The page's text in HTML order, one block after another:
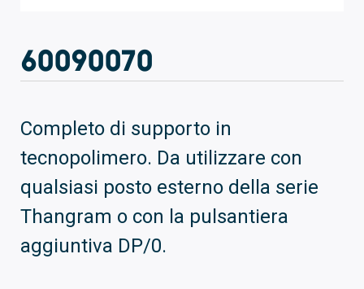
60090070
Completo di supporto in
tecnopolimero. Da utilizzare con
qualsiasi posto esterno della serie
Thangram o con la pulsantiera
aggiuntiva DP/0.